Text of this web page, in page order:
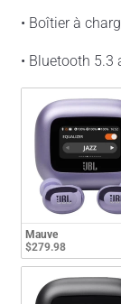
• Boîtier à
• Bluetooth 5.3
Mauve
$279.98